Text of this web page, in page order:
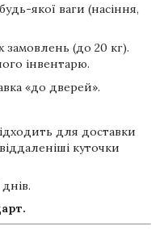
якої ваги (насіння,
(до 20 кг).
інвентарю.
«до дверей».
для доставки
куточки